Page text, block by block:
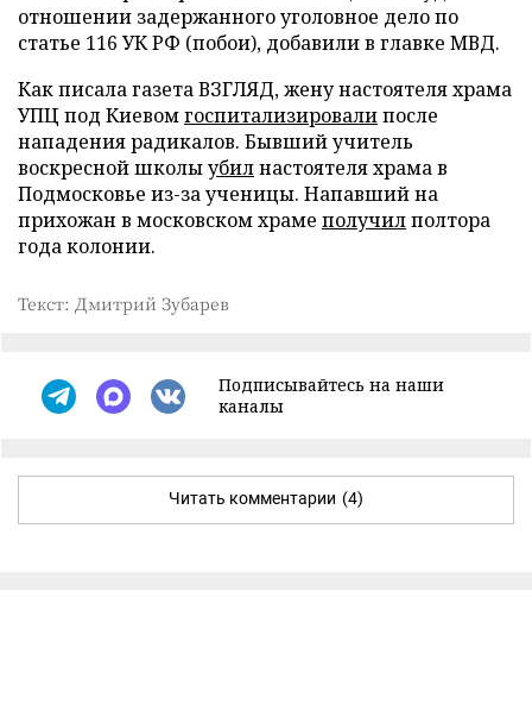
отношении задержанного уголовное дело по
статье 116 УК РФ (побои), добавили в главке МВД.
Как писала газета ВЗГЛЯД, жену настоятеля храма
УПЦ под Киевомгоспитализировалипосле
нападения радикалов. Бывший учитель
воскресной школыубилнастоятеля храма в
Подмосковье из-за ученицы. Напавший на
прихожан в московском храме получилполтора
года колонии.
Текст: Дмитрий Зубарев
Подписывайтесь на наши
каналы
Читать комментарии (4)